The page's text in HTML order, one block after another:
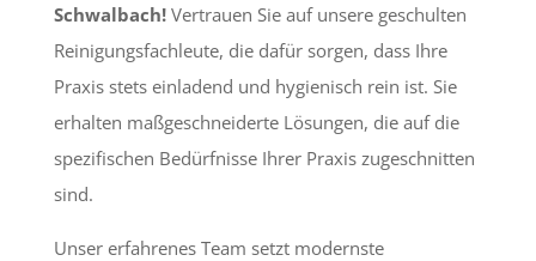
Schwalbach!Vertrauen Sie auf unsere geschulten
Reinigungsfachleute, die dafür sorgen, dass Ihre
Praxis stets einladend und hygienisch rein ist. Sie
erhalten maßgeschneiderte Lösungen, die auf die
spezifischen Bedürfnisse Ihrer Praxis zugeschnitten
sind.
Unser erfahrenes Team setzt modernste